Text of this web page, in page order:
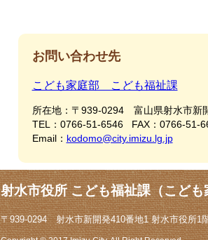
お問い合わせ先
こども家庭部 こども福祉課
所在地： 〒939-0294 富山県射水市新
TEL： 0766-51-6546FAX： 0766-51-
Email： kodomo@city.imizu.lg.jp
射水市役所 こども福祉課（こども
〒939-0294 射水市新開発410番地1 射水市役所1